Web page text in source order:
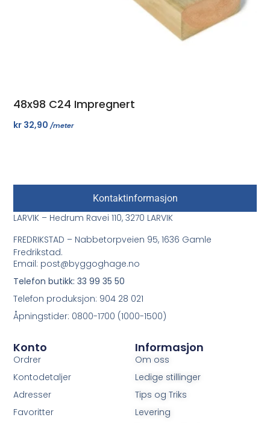
48x98 C24 Impregnert
kr 32,90 /meter
Informasjon
Om oss
Ledige stillinger
Tips og Triks
Levering
Konto
Ordrer
Kontodetaljer
Adresser
Favoritter
Kontaktinformasjon
LARVIK – Hedrum Ravei 110, 3270 LARVIK
FREDRIKSTAD – Nabbetorpveien 95, 1636 Gamle
Fredrikstad.
Email: post@byggoghage.no
Telefon butikk: 33 99 35 50
Telefon produksjon: 904 28 021
Åpningstider: 0800-1700 (1000-1500)